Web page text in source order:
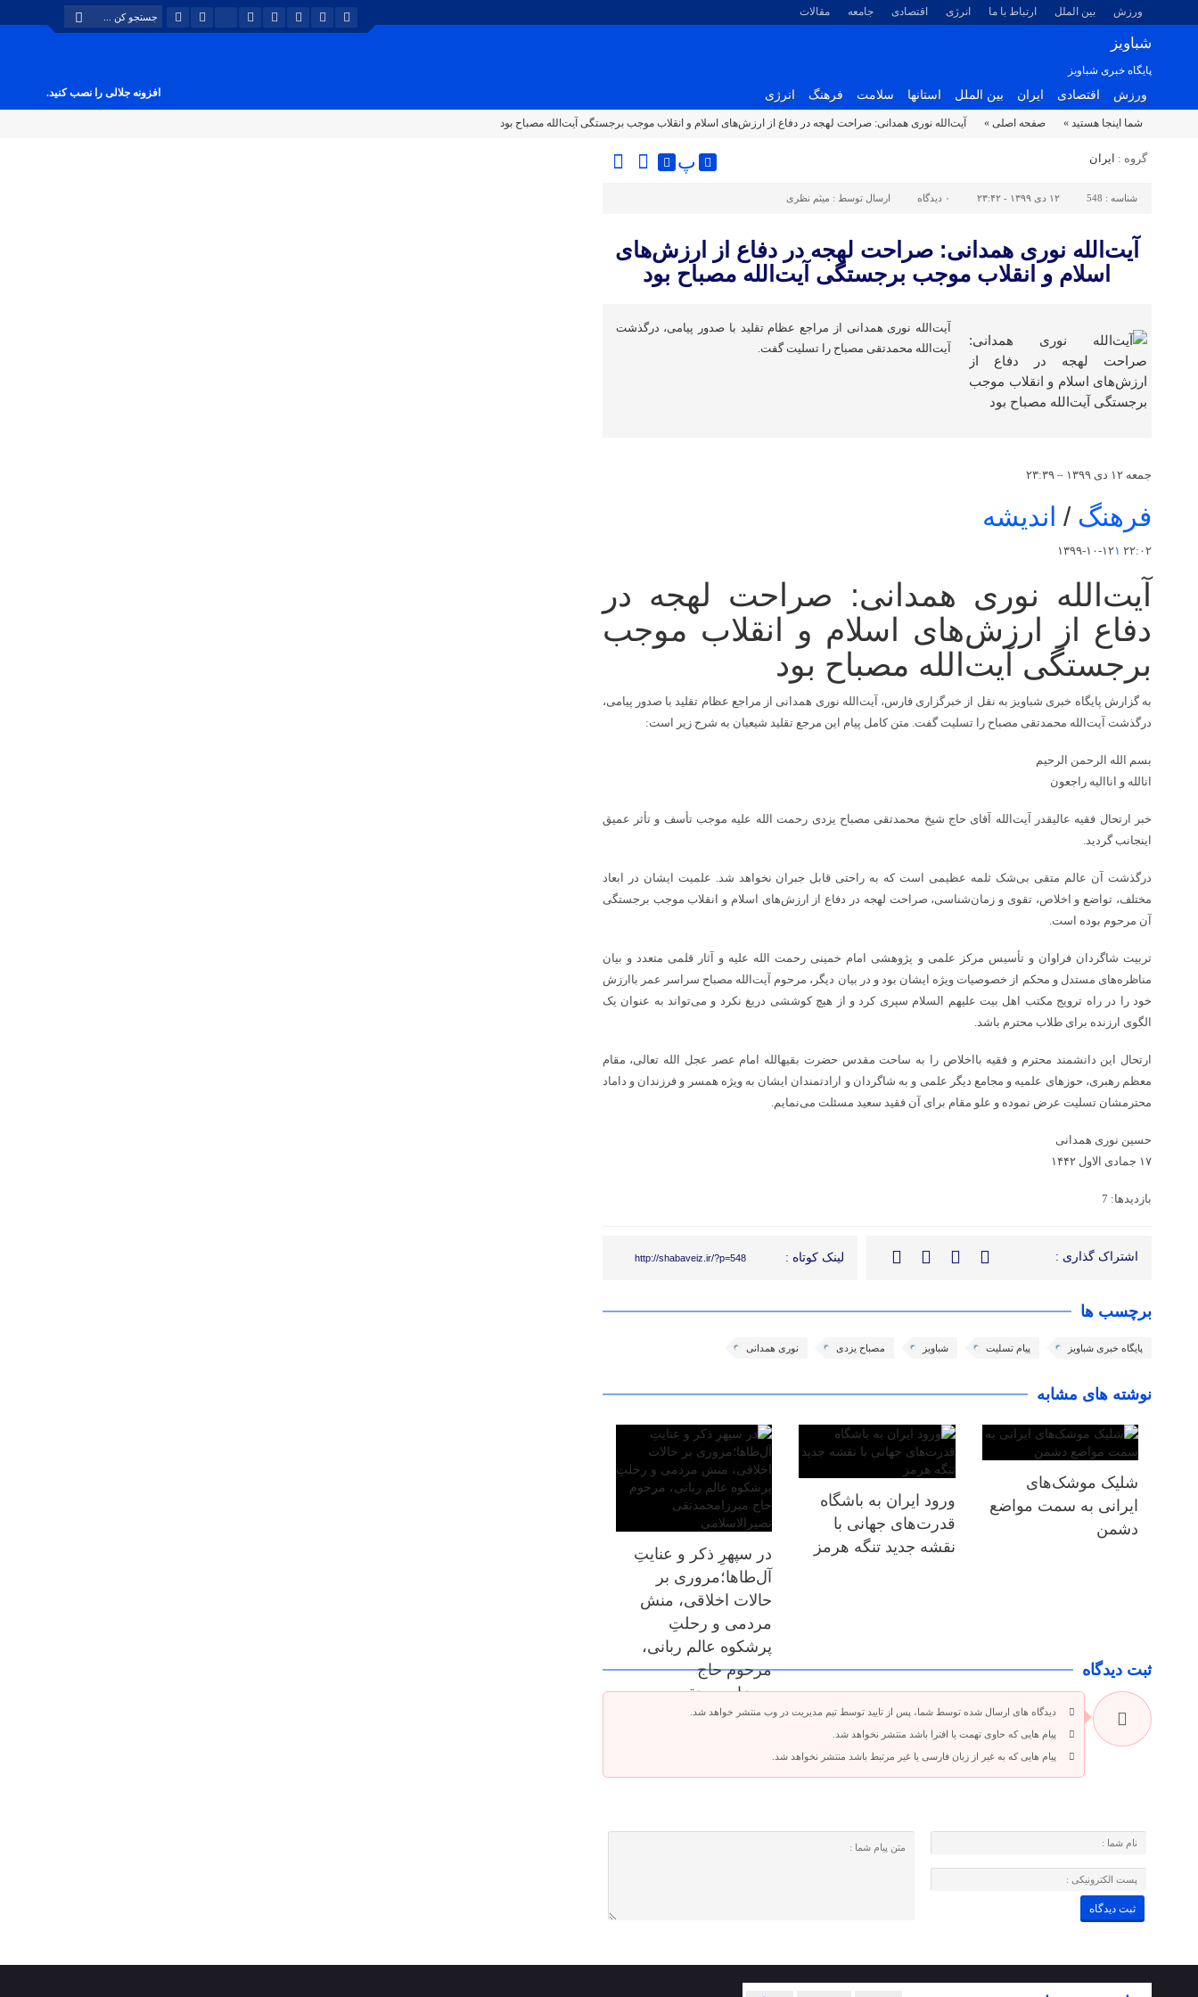
ورزش بین الملل ارتباط با ما انرژی اقتصادی جامعه مقالات
شباویز
پایگاه خبری شباویز
ورزش اقتصادی ایران بین الملل استانها سلامت فرهنگ انرژی افزونه جلالی را نصب کنید.
شما اینجا هستید » صفحه اصلی » آیت‌الله نوری همدانی: صراحت لهجه در دفاع از ارزش‌های اسلام و انقلاب موجب برجستگی آیت‌الله مصباح بود
گروه : ایران پ
شناسه : 548 ۱۲ دی ۱۳۹۹ - ۲۳:۴۲ ۰ دیدگاه ارسال توسط : میثم نظری
آیت‌الله نوری همدانی: صراحت لهجه در دفاع از ارزش‌های
اسلام و انقلاب موجب برجستگی آیت‌الله مصباح بود
آیت‌الله نوری همدانی از مراجع عظام تقلید با صدور پیامی، درگذشت
آیت‌الله محمدتقی مصباح را تسلیت گفت.
جمعه ۱۲ دی ۱۳۹۹ – ۲۳:۳۹
فرهنگ / اندیشه
۲۲:۰۲ ۱۳۹۹-۱۰-۱۲ ۱
آیت‌الله نوری همدانی: صراحت لهجه در
دفاع از ارزش‌های اسلام و انقلاب موجب
برجستگی آیت‌الله مصباح بود
به گزارش پایگاه خبری شباویز به نقل از خبرگزاری فارس، آیت‌الله نوری همدانی از مراجع عظام تقلید با صدور پیامی،
درگذشت آیت‌الله محمدتقی مصباح را تسلیت گفت. متن کامل پیام این مرجع تقلید شیعیان به شرح زیر است:
بسم الله الرحمن الرحیم
انالله و اناالیه راجعون
خبر ارتحال فقیه عالیقدر آیت‌الله آقای حاج شیخ محمدتقی مصباح یزدی رحمت الله علیه موجب تأسف و تأثر عمیق
اینجانب گردید.
درگذشت آن عالم متقی بی‌شک ثلمه عظیمی است که به راحتی قابل جبران نخواهد شد. علمیت ایشان در ابعاد
مختلف، تواضع و اخلاص، تقوی و زمان‌شناسی، صراحت لهجه در دفاع از ارزش‌های اسلام و انقلاب موجب برجستگی
آن مرحوم بوده است.
تربیت شاگردان فراوان و تأسیس مرکز علمی و پژوهشی امام خمینی رحمت الله علیه و آثار قلمی متعدد و بیان
مناظره‌های مستدل و محکم از خصوصیات ویژه ایشان بود و در بیان دیگر، مرحوم آیت‌الله مصباح سراسر عمر باارزش
خود را در راه ترویج مکتب اهل بیت علیهم السلام سپری کرد و از هیچ کوششی دریغ نکرد و می‌تواند به عنوان یک
الگوی ارزنده برای طلاب محترم باشد.
ارتحال این دانشمند محترم و فقیه بااخلاص را به ساحت مقدس حضرت بقیهالله امام عصر عجل الله تعالی، مقام
معظم رهبری، حوزهای علمیه و مجامع دیگر علمی و به شاگردان و ارادتمندان ایشان به ویژه همسر و فرزندان و داماد
محترمشان تسلیت عرض نموده و علو مقام برای آن فقید سعید مسئلت می‌نمایم.
حسین نوری همدانی
١٧ جمادی الاول ١۴۴٢
بازدیدها: 7
اشتراک گذاری : لینک کوتاه : http://shabaveiz.ir/?p=548
برچسب ها
پایگاه خبری شباویز پیام تسلیت شباویز مصباح یزدی نوری همدانی
نوشته های مشابه
شلیک موشک‌های
ایرانی به سمت مواضع
دشمن
ورود ایران به باشگاه
قدرت‌های جهانی با
نقشه جدید تنگه هرمز
در سپهرِ ذکر و عنایتِ
آل‌طاها؛مروری بر
حالات اخلاقی، منش
مردمی و رحلتِ
پرشکوه عالم ربانی،
مرحوم حاج
میرزامحمدتقی
نصیرالاسلامی
ثبت دیدگاه
دیدگاه های ارسال شده توسط شما، پس از تایید توسط تیم مدیریت در وب منتشر خواهد شد.
پیام هایی که حاوی تهمت یا افترا باشد منتشر نخواهد شد.
پیام هایی که به غیر از زبان فارسی یا غیر مرتبط باشد منتشر نخواهد شد.